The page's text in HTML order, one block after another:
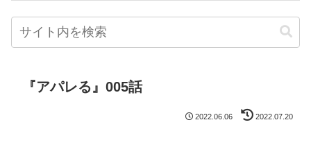
『アパレる』005話
2022.06.06 2022.07.20